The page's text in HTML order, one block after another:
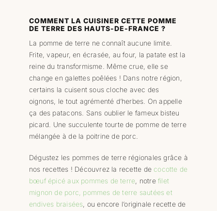
COMMENT LA CUISINER CETTE POMME
DE TERRE DES HAUTS-DE-FRANCE ?
La pomme de terre ne connaît aucune limite.
Frite, vapeur, en écrasée, au four, la patate est la
reine du transformisme. Même crue, elle se
change en galettes poêlées ! Dans notre région,
certains la cuisent sous cloche avec des
oignons, le tout agrémenté d’herbes. On appelle
ça des patacons. Sans oublier le fameux bisteu
picard. Une succulente tourte de pomme de terre
mélangée à de la poitrine de porc.
Dégustez les pommes de terre régionales grâce à
nos recettes ! Découvrez la recette de cocotte de
bœuf épicé aux pommes de terre , notre filet
mignon de porc, pommes de terre sautées et
endives braisées , ou encore l’originale recette de